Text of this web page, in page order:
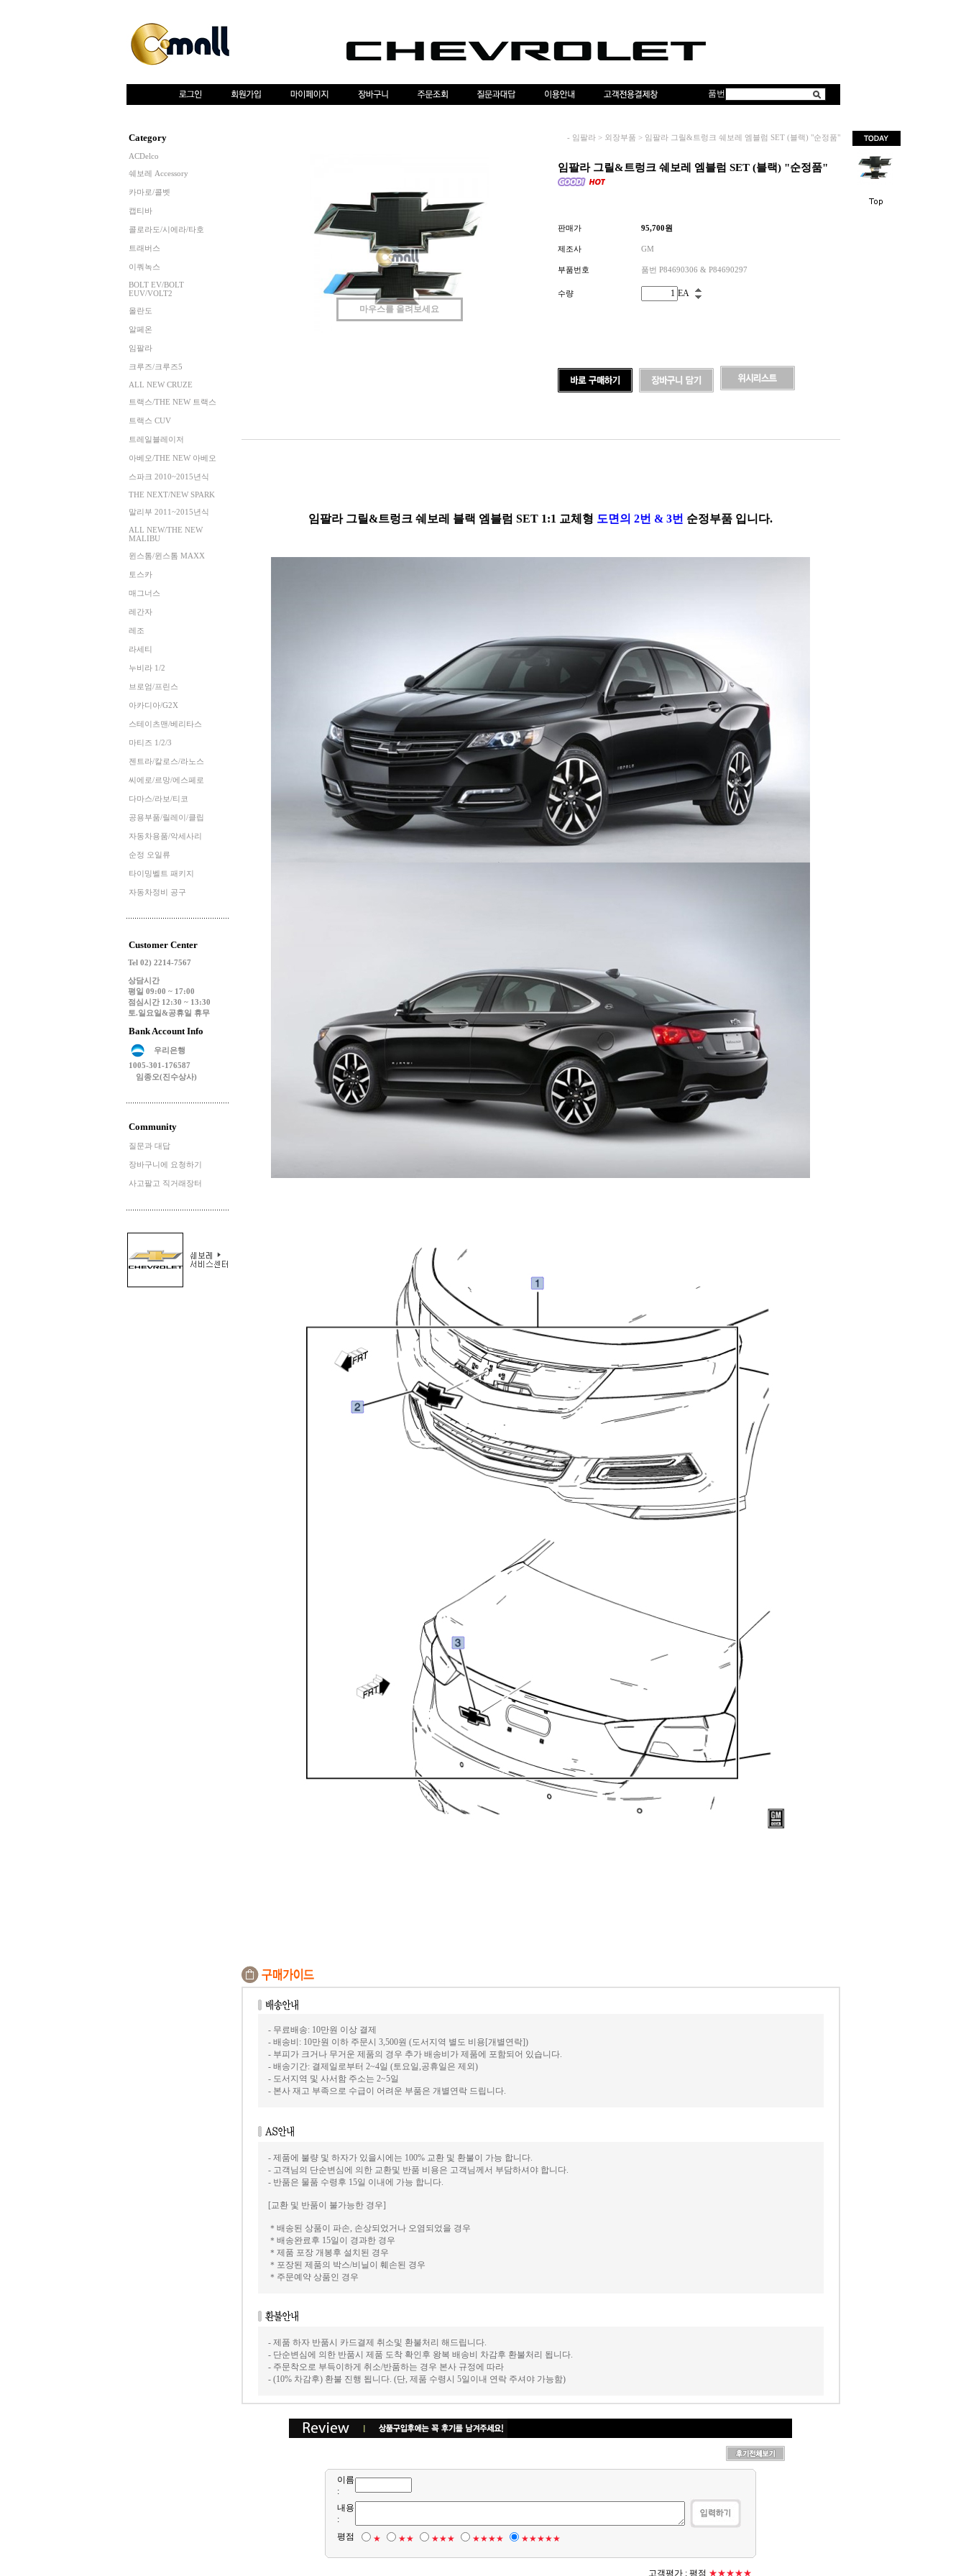
품번
Category
ACDelco
쉐보레 Accessory
카마로/콜벳
캡티바
콜로라도/시에라/타호
트래버스
이쿼녹스
BOLT EV/BOLT
EUV/VOLT2
올란도
알페온
임팔라
크루즈/크루즈5
ALL NEW CRUZE
트랙스/THE NEW 트랙스
트랙스 CUV
트레일블레이저
아베오/THE NEW 아베오
스파크 2010~2015년식
THE NEXT/NEW SPARK
말리부 2011~2015년식
ALL NEW/THE NEW
MALIBU
윈스톰/윈스톰 MAXX
토스카
매그너스
레간자
레조
라세티
누비라 1/2
브로엄/프린스
아카디아/G2X
스테이츠맨/베리타스
마티즈 1/2/3
젠트라/칼로스/라노스
씨에로/르망/에스페로
다마스/라보/티코
공용부품/릴레이/클립
자동차용품/악세사리
순정 오일류
타이밍벨트 패키지
자동차정비 공구
Customer Center
Tel 02) 2214-7567
상담시간
평일 09:00 ~ 17:00
점심시간 12:30 ~ 13:30
토.일요일&공휴일 휴무
Bank Account Info
우리은행
1005-301-176587
임종오(진수상사)
Community
질문과 대답
장바구니에 요청하기
사고팔고 직거래장터
- 임팔라 > 외장부품 > 임팔라 그릴&트렁크 쉐보레 엠블럼 SET (블랙) "순정품"
마우스를 올려보세요
임팔라 그릴&트렁크 쉐보레 엠블럼 SET (블랙) "순정품"
판매가 95,700원
제조사 GM
부품번호 품번 P84690306 & P84690297
수량 EA
임팔라 그릴&트렁크 쉐보레 블랙 엠블럼 SET 1:1 교체형 도면의 2번 & 3번 순정부품 입니다.
- 무료배송: 10만원 이상 결제
- 배송비: 10만원 이하 주문시 3,500원 (도서지역 별도 비용[개별연락])
- 부피가 크거나 무거운 제품의 경우 추가 배송비가 제품에 포함되어 있습니다.
- 배송기간: 결제일로부터 2~4일 (토요일,공휴일은 제외)
- 도서지역 및 사서함 주소는 2~5일
- 본사 재고 부족으로 수급이 어려운 부품은 개별연락 드립니다.
- 제품에 불량 및 하자가 있을시에는 100% 교환 및 환불이 가능 합니다.
- 고객님의 단순변심에 의한 교환및 반품 비용은 고객님께서 부담하셔야 합니다.
- 반품은 물품 수령후 15일 이내에 가능 합니다.
[교환 및 반품이 불가능한 경우]
＊배송된 상품이 파손, 손상되었거나 오염되었을 경우
＊배송완료후 15일이 경과한 경우
＊제품 포장 개봉후 설치된 경우
＊포장된 제품의 박스/비닐이 훼손된 경우
＊주문예약 상품인 경우
- 제품 하자 반품시 카드결제 취소및 환불처리 해드립니다.
- 단순변심에 의한 반품시 제품 도착 확인후 왕복 배송비 차감후 환불처리 됩니다.
- 주문착오로 부득이하게 취소/반품하는 경우 본사 규정에 따라
- (10% 차감후) 환불 진행 됩니다. (단, 제품 수령시 5일이내 연락 주셔야 가능함)
이름
:
내용
:
평점
★ ★★ ★★★ ★★★★ ★★★★★
고객평가 : 평점 ★★★★★